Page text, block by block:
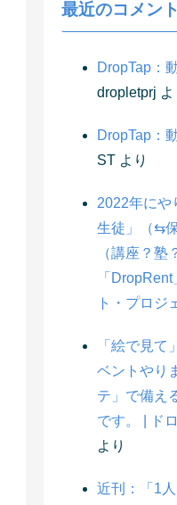
最近のコメント
DropTap：
dropletprj よ
DropTap：
ST より
2022年に
生徒」（⇆
（講座？塾
「
ト・プロジ
「絵で見て
ベントやり
テ」で備え
です。 | ド
より
近刊：「1